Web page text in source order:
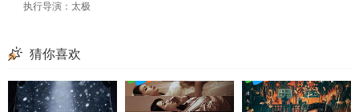
执行导演：太极
猜你喜欢